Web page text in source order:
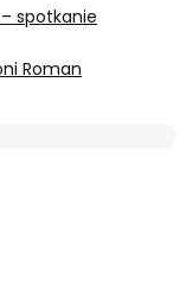
spotkanie
Roman